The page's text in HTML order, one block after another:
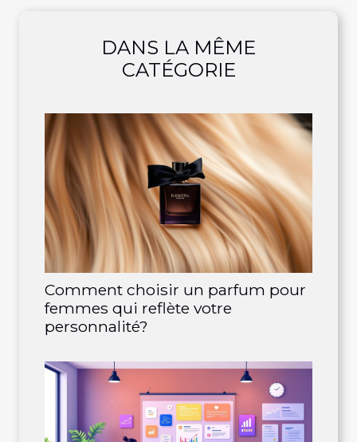
DANS LA MÊME
CATÉGORIE
Comment choisir un parfum pour
femmes qui reflète votre
personnalité?